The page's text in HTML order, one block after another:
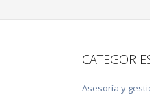
Asesoría y